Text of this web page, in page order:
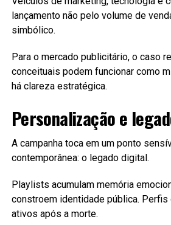
lançamento não pelo volume de
simbólico.
Para o mercado publicitário, o caso
conceituais podem funcionar como
há clareza estratégica.
Personalização e
A campanha toca em um ponto
contemporânea: o legado digital.
Playlists acumulam memória
constroem identidade pública. Perfis
ativos após a morte.